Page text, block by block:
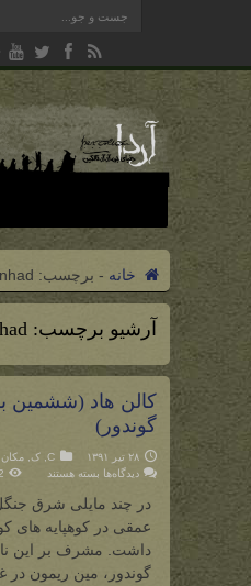
خانه - برچسب:
آرشیو برچسب:
کالن هاد (ششمین
گوندور)
۲۸ تیر ۱۳۹۱ C ک مکان
دیدگاه‌ها برای
هاد
(ششمین
برج
دیدبانی
گوندور)
بسته هستند
در چند مایلی شرق
عمقی در کوهپایه های
داشت. مشرف بر این
گوندور، مین ریمون در